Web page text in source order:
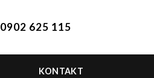
0902 625 115
KONTAKT